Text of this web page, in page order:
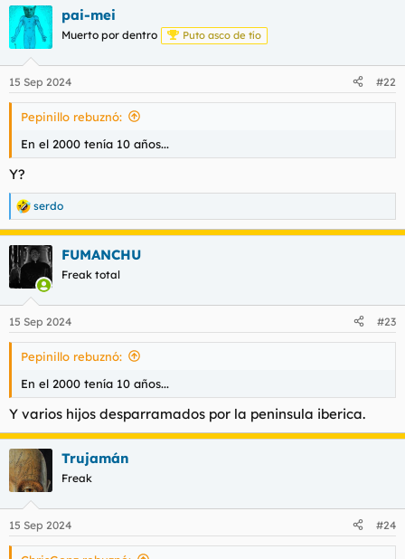
c
c
i
e
s
pai-mei
Muerto por dentro Puto asco de tío
15 Sep 2024 #22
Pepinillo rebuznó:
En el 2000 tenía 10 años...
Y?
R
e
a
c
c
e
s
serdo
FUMANCHU
Freak total
15 Sep 2024 #23
Pepinillo rebuznó:
En el 2000 tenía 10 años...
Y varios hijos desparramados por la peninsula iberica.
Trujamán
Freak
15 Sep 2024 #24